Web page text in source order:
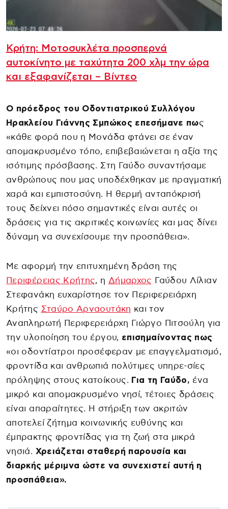
Κρήτη: Μοτοσυκλέτα προσπερνά
αυτοκίνητο με ταχύτητα 200 χλμ την ώρα
και εξαφανίζεται – Βίντεο
Ο πρόεδρος του Οδοντιατρικού Συλλόγου
Ηρακλείου Γιάννης Σμπώκος επεσήμανε πως
«κάθε φορά που η Μονάδα φτάνει σε έναν
απομακρυσμένο τόπο, επιβεβαιώνεται η αξία της
ισότιμης πρόσβασης. Στη Γαύδο συναντήσαμε
ανθρώπους που μας υποδέχθηκαν με πραγματική
χαρά και εμπιστοσύνη. Η θερμή ανταπόκρισή
τους δείχνει πόσο σημαντικές είναι αυτές οι
δράσεις για τις ακριτικές κοινωνίες και μας δίνει
δύναμη να συνεχίσουμε την προσπάθεια».
Με αφορμή την επιτυχημένη δράση της
Περιφέρειας Κρήτης, η Δήμαρχος Γαύδου Λίλιαν
Στεφανάκη ευχαρίστησε τον Περιφερειάρχη
Κρήτης Σταύρο Αρναουτάκη και τον
Αναπληρωτή Περιφερειάρχη Γιώργο Πιτσούλη για
την υλοποίηση του έργου, επισημαίνοντας πως
«οι οδοντίατροι προσέφεραν με επαγγελματισμό,
φροντίδα και ανθρωπιά πολύτιμες υπηρε-σίες
πρόληψης στους κατοίκους. Για τη Γαύδο, ένα
μικρό και απομακρυσμένο νησί, τέτοιες δράσεις
είναι απαραίτητες. Η στήριξη των ακριτών
αποτελεί ζήτημα κοινωνικής ευθύνης και
έμπρακτης φροντίδας για τη ζωή στα μικρά
νησιά. Χρειάζεται σταθερή παρουσία και
διαρκής μέριμνα ώστε να συνεχιστεί αυτή η
προσπάθεια».